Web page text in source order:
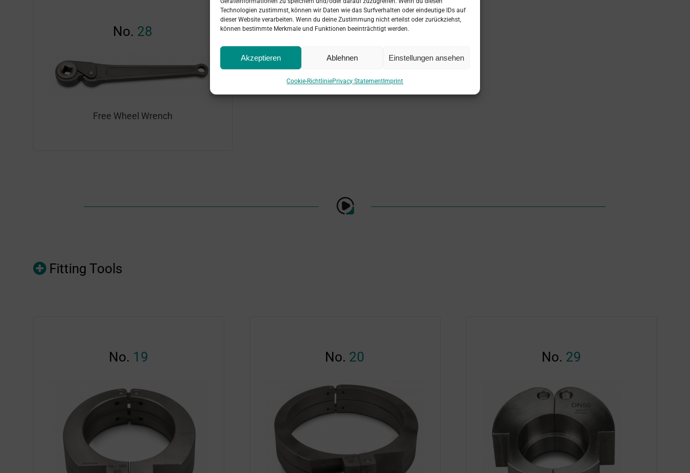
Technologien zustimmst, können wir Daten wie das Surfverhalten oder eindeutige IDs auf
dieser Website verarbeiten. Wenn du deine Zustimmung nicht erteilst oder zurückziehst,
können bestimmte Merkmale und Funktionen beeinträchtigt werden.
Akzeptieren Ablehnen Einstellungen ansehen
Cookie-RichtliniePrivacy Statement Imprint
No. 28
Free Wheel Wrench
Fitting Tools
No. 19 No. 20 No. 29